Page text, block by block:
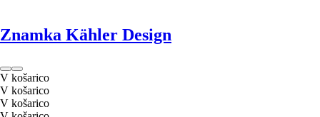
Znamka Kähler Design
V košarico
V košarico
V košarico